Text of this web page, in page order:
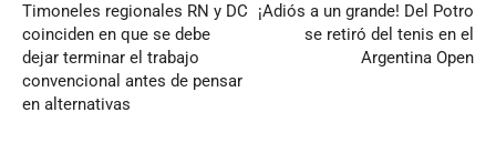
Timoneles regionales RN y DC
coinciden en que se debe
dejar terminar el trabajo
convencional antes de pensar
en alternativas
¡Adiós a un grande! Del Potro
se retiró del tenis en el
Argentina Open